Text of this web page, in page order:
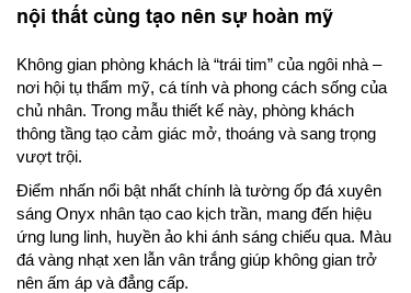
nội thất cùng tạo nên sự hoàn mỹ
Không gian phòng khách là “trái tim” của ngôi nhà –
nơi hội tụ thẩm mỹ, cá tính và phong cách sống của
chủ nhân. Trong mẫu thiết kế này, phòng khách
thông tầng tạo cảm giác mở, thoáng và sang trọng
vượt trội.
Điểm nhấn nổi bật nhất chính là tường ốp đá xuyên
sáng Onyx nhân tạo cao kịch trần, mang đến hiệu
ứng lung linh, huyền ảo khi ánh sáng chiếu qua. Màu
đá vàng nhạt xen lẫn vân trắng giúp không gian trở
nên ấm áp và đẳng cấp.